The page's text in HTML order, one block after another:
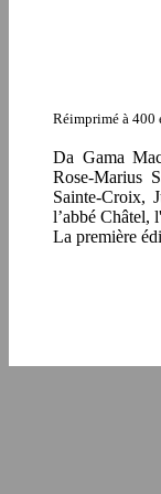
Réimprimé à 400
Da Gama
Rose-Marius
Sainte-Croix,
l’abbé Châtel,
La première